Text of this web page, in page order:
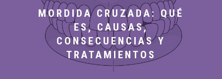
MORDIDA CRUZADA: QUÉ
ES, CAUSAS,
CONSECUENCIAS Y
TRATAMIENTOS